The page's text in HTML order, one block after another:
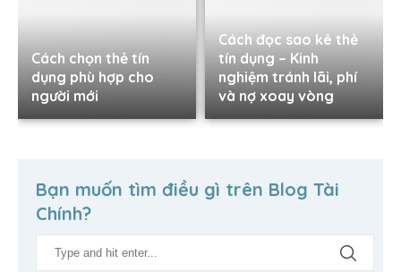
Cách chọn thẻ tín
dụng phù hợp cho
người mới
Cách đọc sao kê thẻ
tín dụng – Kinh
nghiệm tránh lãi, phí
và nợ xoay vòng
Bạn muốn tìm điều gì trên Blog Tài
Chính?